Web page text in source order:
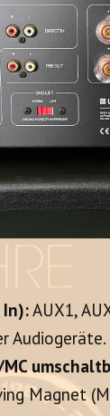
In):AUX1,
Audiogeräte.
Magnet